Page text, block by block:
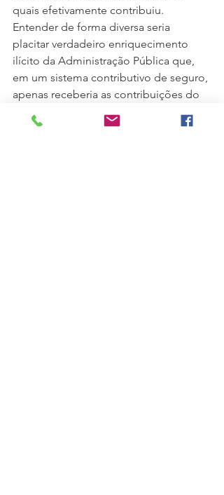
quais efetivamente contribuiu.
Entender de forma diversa seria
placitar verdadeiro enriquecimento
ilícito da Administração Pública que,
em um sistema contributivo de seguro,
apenas receberia as contribuições do
trabalhador, sem nenhuma
contraprestação em troca. (RE 61290[6]